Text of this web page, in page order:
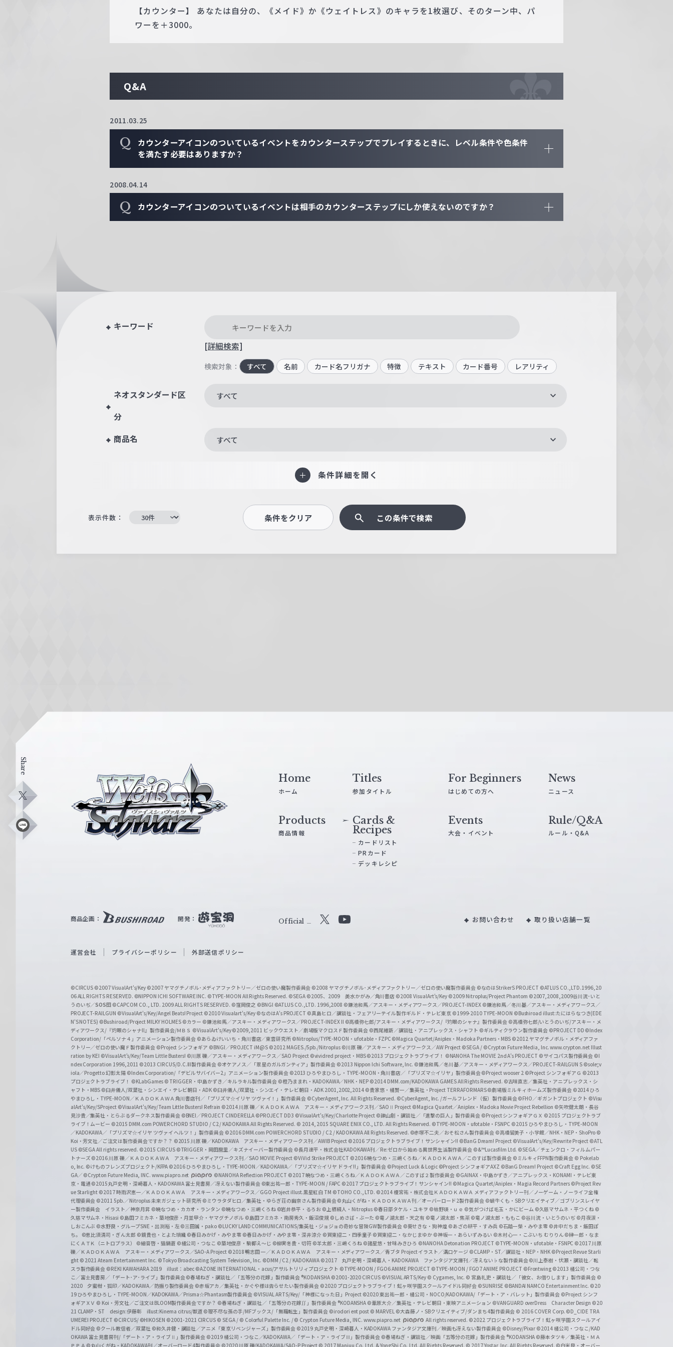
【カウンター】 あなたは自分の、《メイド》か《ウェイトレス》のキャラを1枚選び、そのターン中、パ
ワーを＋3000。
Q&A
2011.03.25
Q
カウンターアイコンのついているイベントをカウンターステップでプレイするときに、レベル条件や色条件
を満たす必要はありますか？
2008.04.14
Q カウンターアイコンのついているイベントは相手のカウンターステップにしか使えないのですか？
キーワード
[詳細検索]
検索対象： すべて 名前 カード名フリガナ 特徴 テキスト カード番号 レアリティ
ネオスタンダード区
分
すべて
商品名 すべて
条件詳細を開く
表示件数： 条件をクリア この条件で検索
Share
X
L
ス
W
i
c
h
w
a
r
z
Home
ホーム
Titles
参加タイトル
For Beginners
はじめての方へ
News
ニュース
Products
商品情報
Cards &
Recipes
カードリスト
PRカード
デッキレシピ
Events
大会・イベント
Rule/Q&A
ルール・Q&A
商品企画： 開発： Official
b
e
O
f
f
i
c
i
a
l
C
h
a
n
n
e
l
お問い合わせ 取り扱い店舗一覧
運営会社 プライバシーポリシー 外部送信ポリシー
©CIRCUS ©2007 VisualArt's/Key ©2007 ヤマグチノボル･メディアファクトリー／ゼロの使い魔製作委員会 ©2008 ヤマグチノボル･メディアファクトリー／ゼロの使い魔製作委員会 ©なのはStrikerS PROJECT ©ATLUS CO.,LTD.1996,20
06 ALL RIGHTS RESERVED. ©NIPPON ICHI SOFTWARE INC. ©TYPE-MOON All Rights Reserved. ©SEGA ©2005、2009 美水かがみ／角川書店 ©2008 VisualArt's/Key ©2009 Nitroplus/Project Phantom ©2007,2008,2009谷川流･いと
うのいぢ／SOS団 ©CAPCOM CO., LTD. 2009 ALL RIGHTS RESERVED. ©窪岡俊之 ©BNGI ©ATLUS CO.,LTD. 1996,2008 ©鎌池和馬／アスキー・メディアワークス／PROJECT-INDEX ©鎌池和馬／冬川基／アスキー・メディアワークス／
PROJECT-RAILGUN ©VisualArt's/Key/Angel Beats! Project ©2010 Visualart's/Key ©なのはA's PROJECT ©真島ヒロ／講談社・フェアリーテイル製作ギルド・テレビ東京 ©1999-2010 TYPE-MOON ©Bushiroad illust:たにはらなつき(EDE
N'S NOTES) ©Bushiroad/Project MILKY HOLMES ©カラー ©鎌池和馬／アスキー・メディアワークス／PROJECT-INDEX II ©高橋弥七郎/アスキー・メディアワークス/『灼眼のシャナ』製作委員会 ©高橋弥七郎/いとうのいぢ/アスキー・メ
ディアワークス/『灼眼のシャナII』製作委員会/ＭＢＳ ©VisualArt's/Key©2009,2011 ビックウエスト／劇場版マクロスＦ製作委員会 ©西尾維新／講談社・アニプレックス・シャフト ©ギルティクラウン製作委員会 ©PROJECT DD ©Index
Corporation/「ペルソナ４」アニメーション製作委員会 ©あらゐけいいち・角川書店／東雲研究所 ©Nitroplus/TYPE-MOON・ufotable・FZPC ©Magica Quartet/Aniplex・Madoka Partners・MBS ©2012 ヤマグチノボル・メディアファ
クトリー／ゼロの使い魔Ｆ製作委員会 ©Project シンフォギア ©BNGI／PROJECT iM@S ©2012 MAGES./5pb./Nitroplus ©川原 礫／アスキー・メディアワークス／AW Project ©SEGA / ©Crypton Future Media, Inc. www.crypton.net Illust
ration by KEI ©VisualArt's/Key/Team Little Busters! ©川原 礫／アスキー・メディアワークス／SAO Project ©vividred project・MBS ©2013 プロジェクトラブライブ！ ©NANOHA The MOVIE 2nd A's PROJECT ©サイコパス製作委員会 ©I
ndex Corporation 1996,2011 ©2013 CIRCUS/D.C.III製作委員会 ©オケアノス／「翠星のガルガンティア」製作委員会 ©2013 Nippon Ichi Software, Inc. ©鎌池和馬／冬川基／アスキー・メディアワークス／PROJECT-RAILGUN S ©sole;v
iola／Progetto 幻影太陽 ©Index Corporation/「デビルサバイバー2」アニメーション製作委員会 ©2013 ひろやまひろし・TYPE-MOON・角川書店／「プリズマ☆イリヤ」製作委員会©Project wooser 2 ©Project シンフォギアＧ ©2013
プロジェクトラブライブ！ ©KLabGames © TRIGGER・中島かずき／キルラキル製作委員会 ©橙乃ままれ・KADOKAWA／NHK・NEP ©2014 DMM.com/KADOKAWA GAMES All Rights Reserved. ©古味直志／集英社・アニプレックス・シ
ャフト・MBS ©臼井儀人/双葉社・シンエイ・テレビ朝日・ADK ©臼井儀人/双葉社・シンエイ・テレビ朝日・ADK 2001,2002,2014 ©貴家悠・橘賢一／集英社・Project TERRAFORMARS©劇場版ミルキィホームズ製作委員会 ©2014 ひろ
やまひろし・TYPE-MOON／ＫＡＤＯＫＡＷＡ 角川書店刊／「プリズマ☆イリヤ ツヴァイ！」製作委員会 ©CyberAgent, Inc. All Rights Reserved. ©CyberAgent, Inc. /ガールフレンド（仮）製作委員会©FHO／ギガントプロジェクト ©Visu
alArt's/Key/SProject ©VisualArt's/Key/Team Little Busters! Refrain ©2014 川原 礫／ＫＡＤＯＫＡＷＡ アスキー・メディアワークス刊／SAOⅡ Project ©Magica Quartet／Aniplex・Madoka Movie Project Rebellion ©矢吹健太朗・長谷
見沙貴／集英社・とらぶるダークネス製作委員会 ©BNEI／PROJECT CINDERELLA ©PROJECT DD3 ©VisualArt's/Key/Charlotte Project ©諫山創・講談社／「進撃の巨人」製作委員会 ©Project シンフォギアＧＸ ©2015 プロジェクトラブ
ライブ！ムービー ©2015 DMM.com POWERCHORD STUDIO / C2 / KADOKAWA All Rights Reserved. © 2014, 2015 SQUARE ENIX CO., LTD. All Rights Reserved. ©TYPE-MOON・ufotable・FSNPC ©2015 ひろやまひろし・TYPE-MOON
／KADOKAWA／「プリズマ☆イリヤ ツヴァイ ヘルツ！」製作委員会 ©2016 DMM.com POWERCHORD STUDIO / C2 / KADOKAWA All Rights Reserved. ©赤塚不二夫／おそ松さん製作委員会 ©高橋留美子・小学館／NHK・NEP・ShoPro ©
Koi・芳文社／ご注文は製作委員会ですか？？ ©2015 川原 礫／KADOKAWA アスキー・メディアワークス刊／AWIB Project ©2016 プロジェクトラブライブ！サンシャイン!! ©BanG Dream! Project ©VisualArt's/Key/Rewrite Project ©ATL
US ©SEGA All rights reserved. ©2015 CIRCUS ©TRIGGER・岡田麿里／キズナイーバー製作委員会 ©長月達平・株式会社KADOKAWA刊／Re:ゼロから始める異世界生活製作委員会 ©&™Lucasfilm Ltd. ©SEGA／チェンクロ・フィルムパー
トナーズ©2016 川原 礫／ＫＡＤＯＫＡＷＡ アスキー・メディアワークス刊／SAO MOVIE Project ©ViVid Strike PROJECT ©2016 暁なつめ・三嶋くろね／ＫＡＤＯＫＡＷＡ／このすば製作委員会 ©ミルキィFFPN製作委員会 © Pokelab
o, Inc. ©けものフレンズプロジェクト/KFPA ©2016 ひろやまひろし・TYPE-MOON／KADOKAWA／「プリズマ☆イリヤ ドライ!!」製作委員会 ©Project Luck & Logic ©Project シンフォギアAXZ ©BanG Dream! Project ©Craft Egg Inc. ©SE
GA／ ©Crypton Future Media, INC. www.piapro.net
©NANOHA Reflection PROJECT ©2017 暁なつめ・三嶋くろね／ＫＡＤＯＫＡＷＡ／このすば２製作委員会 ©GAINAX・中島かずき／アニプレックス・KONAMI・テレビ東
京・電通 ©2015丸戸史明・深崎暮人・KADOKAWA 富士見書房／冴えない製作委員会 ©東出祐一郎・TYPE-MOON / FAPC ©2017 プロジェクトラブライブ！サンシャイン!! ©Magica Quartet/Aniplex・Magia Record Partners ©Project Rev
ue Starlight ©2017 時雨沢恵一／ＫＡＤＯＫＡＷＡ アスキー・メディアワークス／GGO Project illust.黒星紅白 TM ©TOHO CO., LTD. ©2014 榎宮祐・株式会社ＫＡＤＯＫＡＷＡ メディアファクトリー刊／ノーゲーム・ノーライフ全権
代理委員会 ©2011 5pb.／Nitroplus 未来ガジェット研究所 ©ミウラタダヒロ／集英社・ゆらぎ荘の幽奈さん製作委員会©丸山くがね・ＫＡＤＯＫＡＷＡ刊／オーバーロード2製作委員会 ©蝸牛くも・SBクリエイティブ／ゴブリンスレイヤ
ー製作委員会 イラスト／神奈月昇 ©暁なつめ・カカオ・ランタン ©暁なつめ・三嶋くろね ©岩井恭平・るろお ©上栖綴人・Nitroplus ©春日部タケル・ユキヲ ©枯野瑛・ｕｅ ©気がつけば毛玉・かにビーム ©久慈マサムネ・平つくね ©
久慈マサムネ・Hisasi ©島田フミカネ・築地俊彦・月並甲介・ヤマグチノボル ©島田フミカネ・南房秀久・飯沼俊規 ©しめさば・ぶーた ©竜ノ湖太郎・天之有 ©竜ノ湖太郎・焦茶 ©竜ノ湖太郎・ももこ ©谷川流・いとうのいぢ ©月夜涙・
しおこんぶ ©水野良・グループSNE・出渕裕・左 ©三田誠・pako ©LUCKY LAND COMMUNICATIONS/集英社・ジョジョの奇妙な冒険GW製作委員会 ©葵せきな・狗神煌 ©あざの耕平・すみ兵 ©石踏一榮・みやま零 ©井中だちま・飯田ぽ
ち。
©恵比須清司・ぎん太郎 ©鏡貴也・とよた瑣織 ©春日みかげ・みやま零 ©春日みかげ・みやま零・深井涼介 ©賀東招二・四季童子 ©賀東招二・なかじまゆか ©神坂一・あらいずみるい ©木村心一・こぶいち むりりん ©榊一郎・なま
にくＡＴＫ（ニトロプラス） ©細音啓・猫鍋蒼 ©橘公司・つなこ ©築地俊彦・駒都え～じ ©柳実冬貴・切符 ©羊太郎・三嶋くろね ©諸星悠・甘味みきひろ ©NANOHA Detonation PROJECT ©TYPE-MOON・ufotable・FSNPC ©2017 川原
礫／ＫＡＤＯＫＡＷＡ アスキー・メディアワークス／SAO-A Project ©2018 鴨志田 一／ＫＡＤＯＫＡＷＡ アスキー・メディアワークス／青ブタ Project イラスト／溝口ケージ ©CLAMP・ST／講談社・NEP・NHK ©Project Revue Starli
ght © 2021 Ateam Entertainment Inc. ©Tokyo Broadcasting System Television, Inc. ©DMM / C2 / KADOKAWA ©2017 丸戸史明・深崎暮人・KADOKAWA ファンタジア文庫刊／冴えない♭な製作委員会©川上泰樹・伏瀬・講談社／転
スラ製作委員会 ©REKI KAWAHARA 2019 illust：abec ©AZONE INTERNATIONAL・acus/アサルトリリィプロジェクト ©TYPE-MOON / FGO6 ANIME PROJECT ©TYPE-MOON / FGO7 ANIME PROJECT ©Frontwing ©2013 橘公司・つな
こ／富士見書房／「デート･ア･ライブ」製作委員会©春場ねぎ・講談社／「五等分の花嫁」製作委員会 ®KODANSHA ©2001-2020 CIRCUS ©VISUAL ARTS/Key © Cygames, Inc. © 宮島礼吏・講談社／「彼女、お借りします」製作委員会 ©
2020 夕蜜柑・狐印／KADOKAWA／防振り製作委員会 ©赤坂アカ／集英社・かぐや様は告らせたい製作委員会 ©2020 プロジェクトラブライブ！虹ヶ咲学園スクールアイドル同好会 ©SUNRISE ©BANDAI NAMCO Entertainment Inc. ©20
19 ひろやまひろし・TYPE-MOON／KADOKAWA／Prisma☆Phantasm製作委員会 ©VISUAL ARTS/Key/「神様になった日」Project ©2020 東出祐一郎・橘公司・NOCO/KADOKAWA/「デート・ア・バレット」製作委員会 ©Project シンフ
ォギアＸＶ © Koi・芳文社／ご注文はBLOOM製作委員会ですか？ ©春場ねぎ・講談社／「五等分の花嫁∬」製作委員会 ®KODANSHA ©葦原大介／集英社・テレビ朝日・東映アニメーション ©VANGUARD overDress Character Design ©20
21 CLAMP・ST design:伊藤彰 illust:Kinema citrus/獣道 ©理不尽な孫の手/MFブックス/「無職転生」製作委員会 ©irodori ent post © MARVEL ©大森藤ノ・SBクリエイティブ/ダンまち4製作委員会 © 2016 COVER Corp. ©D_CIDE TRA
UMEREI PROJECT ©CIRCUS/ ©HIKOSEN ©2001-2021 CIRCUS © SEGA / © Colorful Palette Inc. / © Crypton Future Media, INC. www.piapro.net All rights reserved. ©2022 プロジェクトラブライブ！虹ヶ咲学園スクールアイ
ドル同好会 ©クール教信者／双葉社 ©和久井健・講談社／アニメ「東京リベンジャーズ」製作委員会 ©2019 丸戸史明・深崎暮人・KADOKAWA ファンタジア文庫刊／映画も冴えない製作委員会 ©Disney/Pixar ©2014 橘公司・つなこ/KAD
OKAWA 富士見書房刊/「デート・ア・ライブⅡ」製作委員会 ©2019 橘公司・つなこ／KADOKAWA／「デート・ア・ライブⅢ」製作委員会 ©春場ねぎ・講談社／映画「五等分の花嫁」製作委員会 ®KODANSHA ©藤本タツキ／集英社・ＭＡ
ＰＰＡ ©丸山くがね・KADOKAWA刊／オーバーロード4製作委員会 ©2020 川原 礫/KADOKAWA/SAO-P Project © 2017 Manjuu Co.,Ltd. & YongShi Co.,Ltd. All Rights Reserved. © 2017 Yostar, Inc. All Rights Reserved. ©白米良・オーバー